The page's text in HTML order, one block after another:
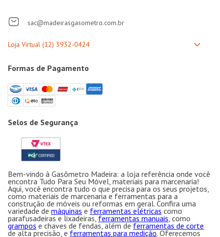
sac@madeirasgasometro.com.br
Formas de Pagamento
Selos de Segurança
Bem-vindo à Gasômetro Madeira: a loja referência onde você
encontra Tudo Para Seu Móvel, materiais para marcenaria!
Aqui, você encontra tudo o que precisa para os seus projetos,
como materiais de marcenaria e ferramentas para a
construção de móveis ou reformas em geral. Confira uma
variedade de máquinas e ferramentas elétricas como
parafusadeiras e lixadeiras, ferramentas manuais, como
grampos e chaves de fendas, além de ferramentas de corte
de alta precisão, e ferramentas para medição. Oferecemos